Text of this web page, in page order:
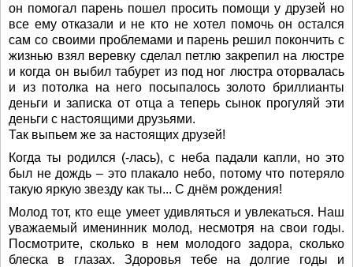
он помогал парень пошел просить помощи у друзей но
все ему отказали и не кто не хотел помочь он остался
сам со своими проблемами и парень решил покончить с
жизнью взял веревку сделал петлю закрепил на люстре
и когда он выбил табурет из под ног люстра оторвалась
и из потолка на него посыпалось золото бриллианты
деньги и записка от отца а теперь сынок прогуляй эти
деньги с настоящими друзьями.
Так выпьем же за настоящих друзей!
Когда ты родился (-лась), с неба падали капли, но это
был не дождь – это плакало небо, потому что потеряло
такую яркую звезду как ты... С днём рождения!
Молод тот, кто еще умеет удивляться и увлекаться. Наш
уважаемый именинник молод, несмотря на свои годы.
Посмотрите, сколько в нем молодого задора, сколько
блеска в глазах. Здоровья тебе на долгие годы и